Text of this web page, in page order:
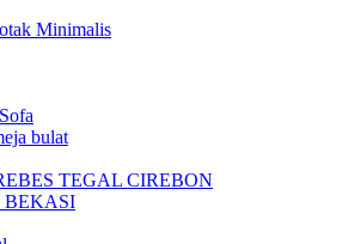
Minimalis
bulat
TEGAL CIREBON
BEKASI